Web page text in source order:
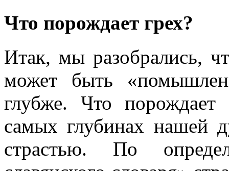
Что порождает грех?
Итак, мы разобрались,
может быть
глубже. Что
самых глубинах нашей
страстью. По